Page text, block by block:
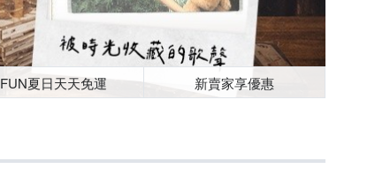
FUN夏日天天免運 新賣家享優惠